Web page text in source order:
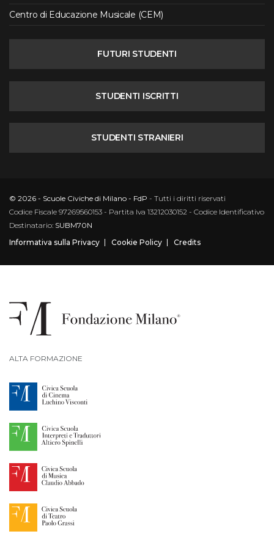
Centro di Educazione Musicale (CEM)
FUTURI STUDENTI
STUDENTI ISCRITTI
STUDENTI STRANIERI
© 2026 - Scuole Civiche di Milano - FdP - Tutti i diritti riservati
Codice Fiscale 97269560153 - Partita Iva 13212030152 - Codice Identificativo
Destinatario: SUBM70N
Informativa sulla Privacy
Cookie Policy Credits
ALTA FORMAZIONE